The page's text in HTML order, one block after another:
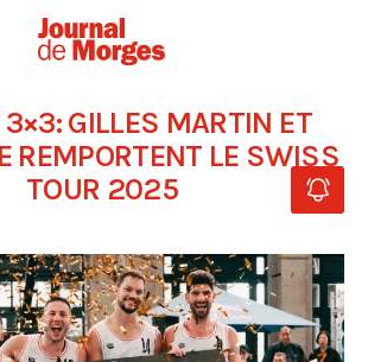
GILLES MARTIN ET
REMPORTENT LE SWISS
TOUR 2025